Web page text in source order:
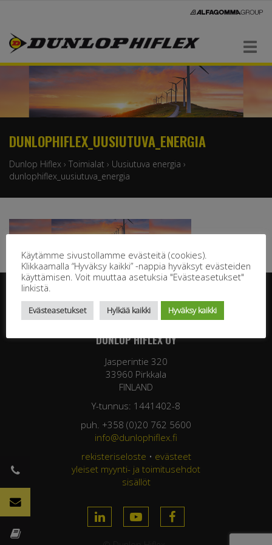
Navigaatio
DUNLOPHIFLEX_UUSIUTUVA_ENERGIA
Dunlop Hiflex › Toimialat › Uusiutuva energia ›
dunlophiflex_uusiutuva_energia
DUNLOP HIFLEX OY
Jasperintie 320
33960 Pirkkala
FINLAND
Y-tunnus: 1441402-8
puh. +358 (0)20 762 5600
info@dunlophiflex.fi
rekisteriseloste • evästeet
yleiset myynti- ja toimitusehdot
sisällöt
Käytämme sivustollamme evästeitä (cookies).
Klikkaamalla “Hyväksy kaikki” -nappia hyväksyt evästeiden
käyttämisen. Voit muuttaa asetuksia "Evästeasetukset"
linkistä.
Evästeasetukset Hylkää kaikki Hyväksy kaikki